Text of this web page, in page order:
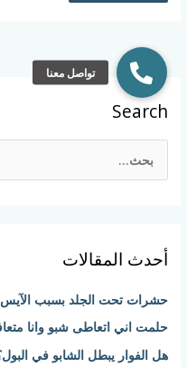
Search
ث
ن
:
أحدث المقالات
حشرات تحت الجلد بسبب الآيس:
حلمت اني اتعاطى شبو وانا
هل الفوار يبطل الشابو في